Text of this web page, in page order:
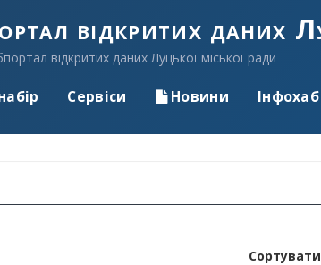
відкритих даних
відкритих даних Луцької міської ради
Сервіси Новини Інфохаб